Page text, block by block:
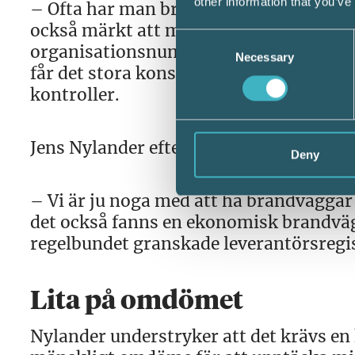
Consent
Selection
Necessary
Deny
– Ofta har man bråttom och
också märkt att man missar mycket
organisationsnummer är inmatade fel i
får det stora konsekvenser eftersom
kontroller.
Jens Nylander efterlyser vidare
– Vi är ju noga med att ha
det också fanns en ekonomisk
regelbundet granskade
Lita på omdömet
Nylander understryker att det krävs